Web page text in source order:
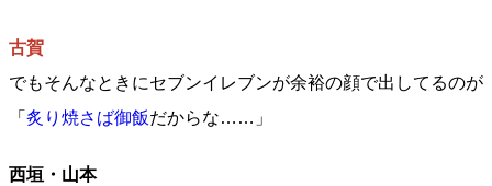
古賀
でもそんなときにセブンイレブンが余裕の顔で出してるのが
「 炙り焼さば御飯だからな……」
西垣・山本